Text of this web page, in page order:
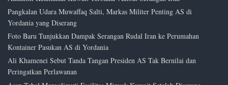
Pangkalan Udara Muwaffaq Salti, Markas Militer Penting AS di
Yordania yang Diserang
Foto Baru Tunjukkan Dampak Serangan Rudal Iran ke Perumahan
Kontainer Pasukan AS di Yordania
Ali Khamenei Sebut Tanda Tangan Presiden AS Tak Bernilai dan
Peringatkan Perlawanan